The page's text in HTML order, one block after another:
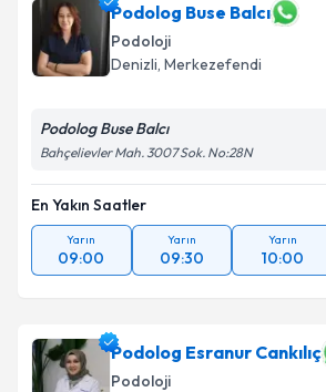
Podolog Buse Balcı
Podoloji
Denizli, Merkezefendi
Podolog Buse Balcı
Bahçelievler Mah. 3007 Sok. No:28N
En Yakın Saatler
Yarın
09:00
Yarın
09:30
Yarın
10:00
Podolog Esranur Cankılıç
Podoloji